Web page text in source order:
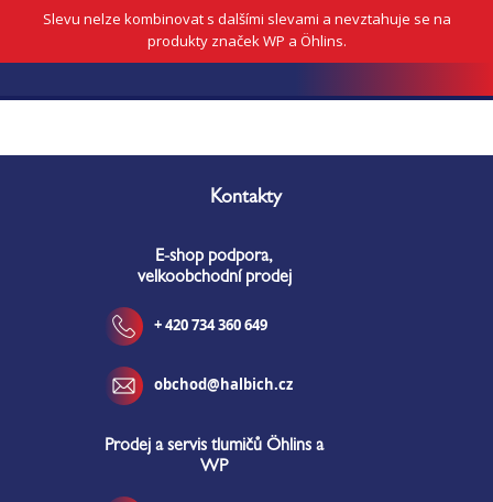
Slevu nelze kombinovat s dalšími slevami a nevztahuje se na
produkty značek WP a Öhlins.
Kontakty
E-shop podpora,
velkoobchodní prodej
+ 420 734 360 649
obchod@halbich.cz
Prodej a servis tlumičů Öhlins a
WP